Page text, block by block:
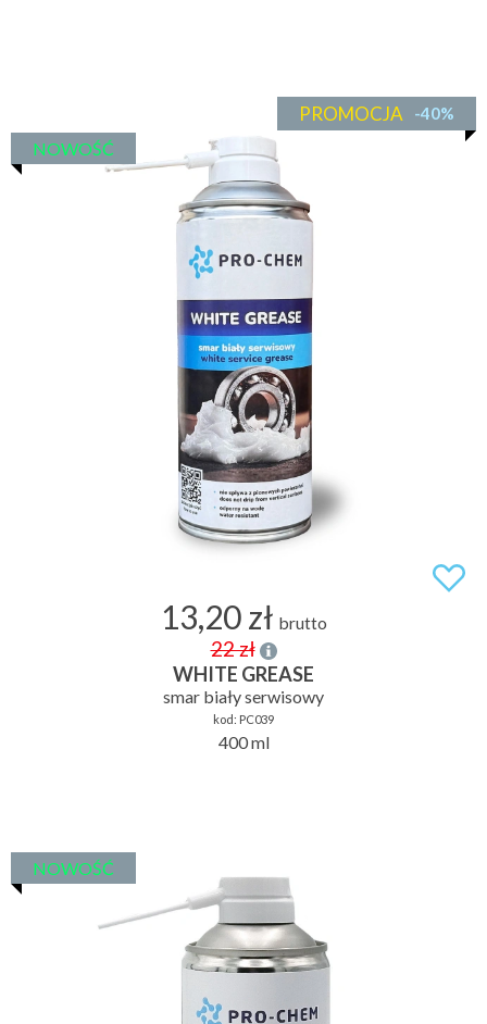
PROMOCJA -40%
NOWOŚĆ
13,20 zł brutto
22 zł
WHITE GREASE
smar biały serwisowy
kod: PC039
400 ml
NOWOŚĆ